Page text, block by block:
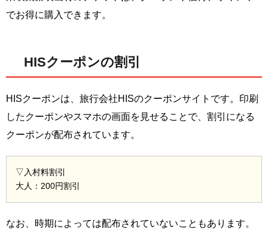
でお得に購入できます。
HISクーポンの割引
HISクーポンは、旅行会社HISのクーポンサイトです。印刷
したクーポンやスマホの画面を見せることで、割引になる
クーポンが配布されています。
▽入村料割引
大人：200円割引
なお、時期によっては配布されていないこともあります。